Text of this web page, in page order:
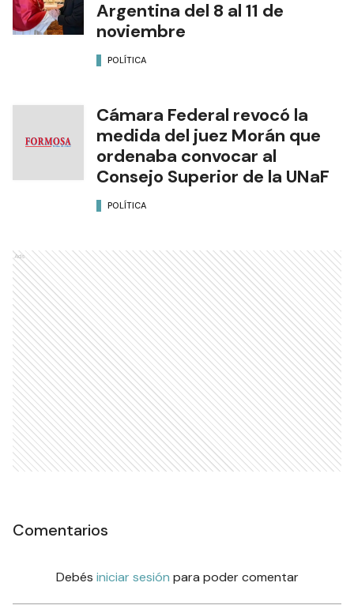
Argentina del 8 al 11 de
noviembre
POLÍTICA
Cámara Federal revocó la
medida del juez Morán que
ordenaba convocar al
Consejo Superior de la UNaF
POLÍTICA
Ads
Comentarios
Debés iniciar sesión para poder comentar